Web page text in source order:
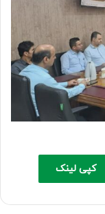
کپی لینک